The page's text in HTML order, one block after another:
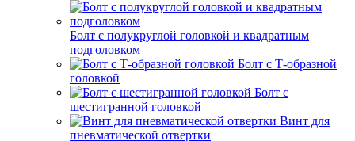
Болт с полукруглой головкой и квадратным
подголовком
Болт с Т-образной
головкой
Болт с
шестигранной головкой
Винт для
пневматической отвертки